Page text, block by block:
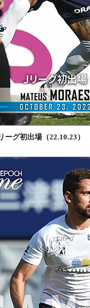
ーグ初出場（22.10.23）